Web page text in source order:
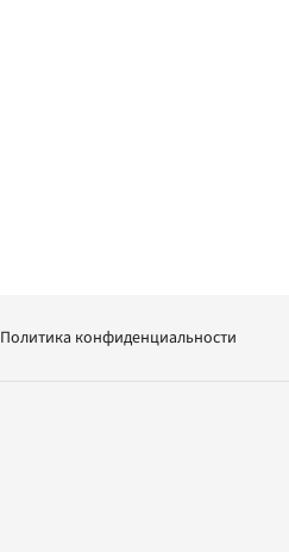
Политика конфиденциальности